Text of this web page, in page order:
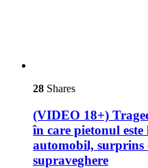
28 Shares
(VIDEO 18+)
în care pietonul
automobil, surprins
supraveghere